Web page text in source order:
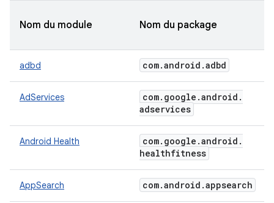
Nom du module Nom du package
adbd com.android .adbd
AdServices com. google .android .
adservices
Android Health com. google .android .
healthfitness
AppSearch com.android .appsearch